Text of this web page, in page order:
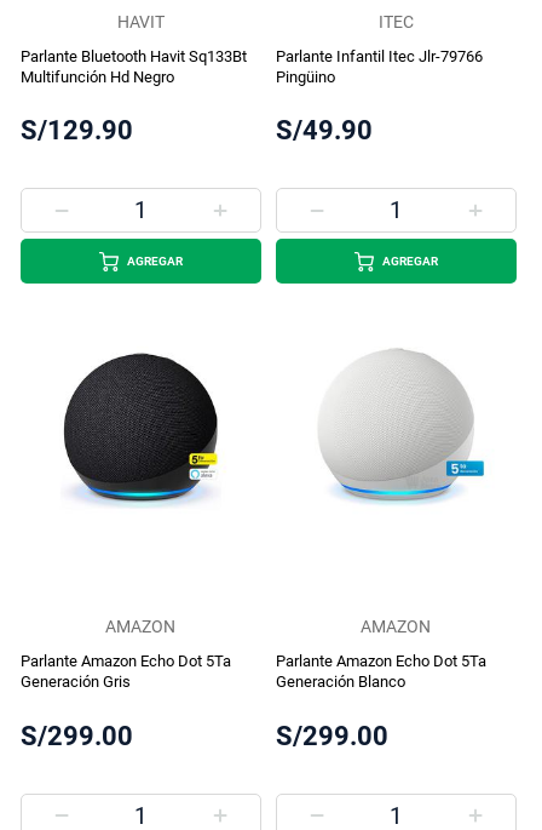
HAVIT
Parlante Bluetooth Havit Sq133Bt
Multifunción Hd Negro
S/129.90
AGREGAR
ITEC
Parlante Infantil Itec Jlr-79766
Pingüino
S/49.90
AGREGAR
AMAZON
Parlante Amazon Echo Dot 5Ta
Generación Gris
S/299.00
AMAZON
Parlante Amazon Echo Dot 5Ta
Generación Blanco
S/299.00